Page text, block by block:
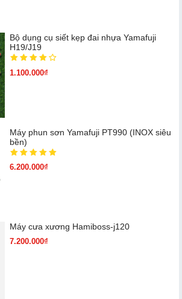
Bộ dụng cụ siết kẹp đai nhựa Yamafuji
H19/J19
1.100.000₫
Máy phun sơn Yamafuji PT990 (INOX siêu
bền)
6.200.000₫
Máy cưa xương Hamiboss-j120
7.200.000₫